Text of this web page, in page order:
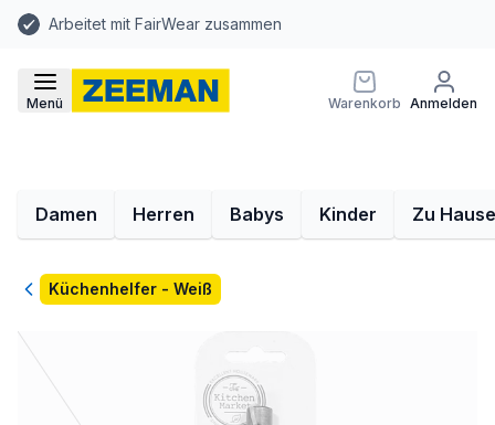
Arbeitet mit FairWear zusammen
Menü Warenkorb Anmelden
Damen Herren Babys Kinder Zu Hause
ZurückKüchenhelfer - Weiß